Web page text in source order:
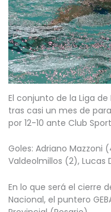
El conjunto de la Liga
tras casi un mes de
por 12-10 ante Club
Goles: Adriano Mazzoni
Valdeolmillos (2), Lucas
En lo que será el cierre
Nacional, el puntero